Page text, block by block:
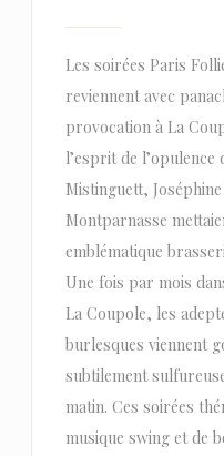
Les soirées Paris
reviennent avec
provocation à La
l’esprit de l’opulence
Mistinguett,
Montparnasse
emblématique
Une fois par mois
La Coupole, les
burlesques viennent
subtilement
matin. Ces soirées
musique swing et de